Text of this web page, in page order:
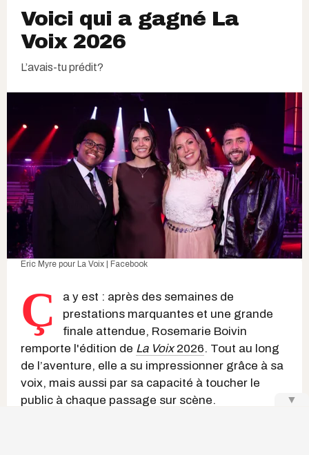
Voici qui a gagné La
Voix 2026
L’avais-tu prédit?
Eric Myre pour La Voix | Facebook
Ç
a y est : après des semaines de
prestations marquantes et une grande
finale attendue, Rosemarie Boivin
remporte l'édition de La Voix2026. Tout au long
de l’aventure, elle a su impressionner grâce à sa
voix, mais aussi par sa capacité à toucher le
public à chaque passage sur scène.
▼